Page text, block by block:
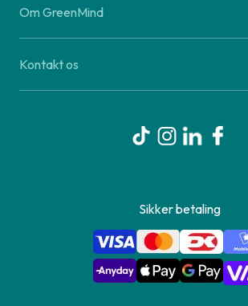
Om GreenMind
Kontakt os
Sikker betaling